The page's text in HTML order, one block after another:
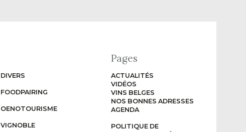
DIVERS
FOODPAIRING
OENOTOURISME
VIGNOBLE
Pages
ACTUALITÉS
VIDÉOS
VINS BELGES
NOS BONNES ADRESSES
AGENDA
POLITIQUE DE